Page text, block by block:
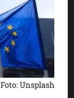
Foto: Unsplash